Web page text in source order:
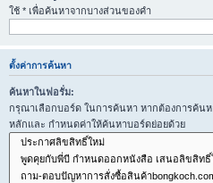
ใช้ * เพื่อค้นหาจากบางส่วนของคำ
ตั้งค่าการค้นหา
ค้นหาในฟอรั่ม:
กรุณาเลือกบอร์ด ในการค้นหา หากต้องการค้น
หลักและ กำหนดค่าให้ค้นหาบอร์ดย่อยด้วย